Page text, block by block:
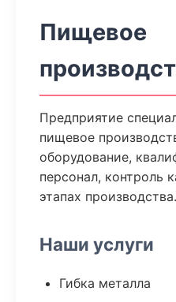
Пищевое
Предприятие
пищевое
оборудование,
персонал, контроль
этапах производства.
Наши услуги
Гибка металла